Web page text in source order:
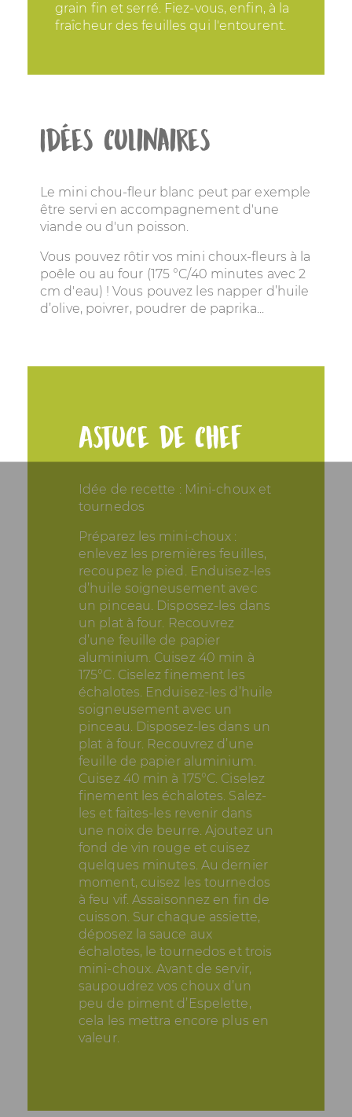
grain fin et serré. Fiez-vous, enfin, à la
fraîcheur des feuilles qui l'entourent.
Idées culinaires
Le mini chou-fleur blanc peut par exemple
être servi en accompagnement d'une
viande ou d'un poisson.
Vous pouvez rôtir vos mini choux-fleurs à la
poêle ou au four (175 °C/40 minutes avec 2
cm d'eau) ! Vous pouvez les napper d’huile
d’olive, poivrer, poudrer de paprika...
Astuce de chef
Idée de recette : Mini-choux et
tournedos
Préparez les mini-choux :
enlevez les premières feuilles,
recoupez le pied. Enduisez-les
d’huile soigneusement avec
un pinceau. Disposez-les dans
un plat à four. Recouvrez
d’une feuille de papier
aluminium. Cuisez 40 min à
175°C. Ciselez finement les
échalotes. Enduisez-les d’huile
soigneusement avec un
pinceau. Disposez-les dans un
plat à four. Recouvrez d’une
feuille de papier aluminium.
Cuisez 40 min à 175°C. Ciselez
finement les échalotes. Salez-
les et faites-les revenir dans
une noix de beurre. Ajoutez un
fond de vin rouge et cuisez
quelques minutes. Au dernier
moment, cuisez les tournedos
à feu vif. Assaisonnez en fin de
cuisson. Sur chaque assiette,
déposez la sauce aux
échalotes, le tournedos et trois
mini-choux. Avant de servir,
saupoudrez vos choux d’un
peu de piment d’Espelette,
cela les mettra encore plus en
valeur.